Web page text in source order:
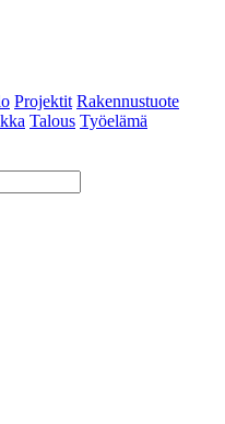
Projektit Rakennustuote
Talous Työelämä